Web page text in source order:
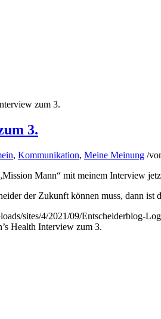
zum 3.
3.
, Kommunikation, Meine Meinung /
Mann“ mit meinem Interview
der Zukunft können muss, dann ist
sites/4/2021/09/Entscheiderblog-
Health Interview zum 3.